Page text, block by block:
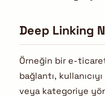
Deep Linking
Örneğin bir e-
bağlantı,
veya kategoriye